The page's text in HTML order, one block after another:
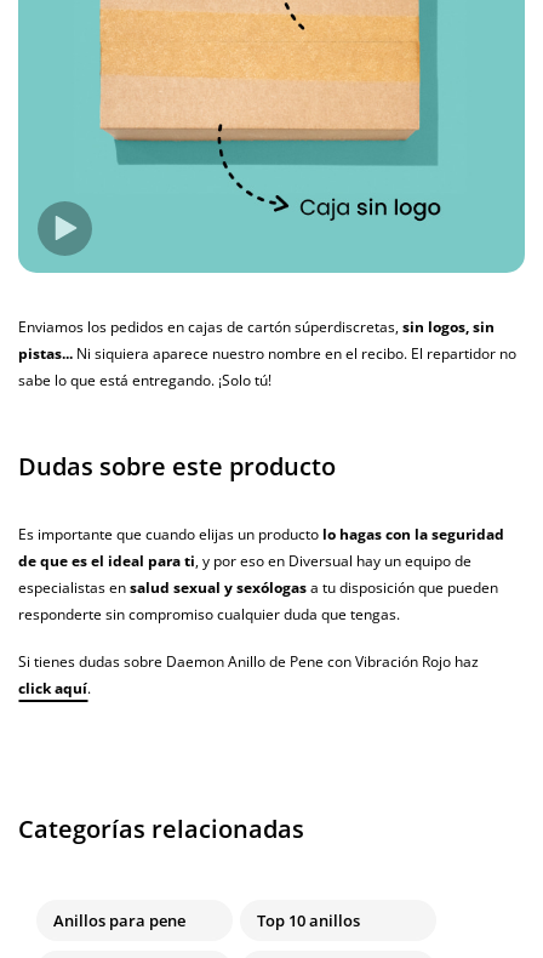
Enviamos los pedidos en cajas de cartón súperdiscretas,sin logos, sin
pistas... Ni siquiera aparece nuestro nombre en el recibo. El repartidor no
sabe lo que está entregando. ¡Solo tú!
Dudas sobre este producto
Es importante que cuando elijas un producto lo hagas con la seguridad
de que es el ideal para ti, y por eso en Diversual hay un equipo de
especialistas ensalud sexual y sexólogasa tu disposición que pueden
responderte sin compromiso cualquier duda que tengas.
Si tienes dudas sobre Daemon Anillo de Pene con Vibración Rojo haz
click aquí.
Categorías relacionadas
Anillos para pene Top 10 anillos